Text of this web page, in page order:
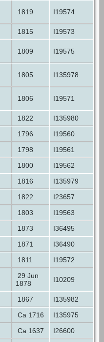
1819 I19574
1815 I19573
1809 I19575
1805 I135978
1806 I19571
1822
I135980
1796
I19560
1798
I19561
1800
I19562
1816
I135979
1822
I23657
1803
I19563
1873
I36495
1871
I36490
1811 I19572
29 Jun
1878
I10209
1867
I135982
Ca 1716
I135975
Ca 1637 I26600